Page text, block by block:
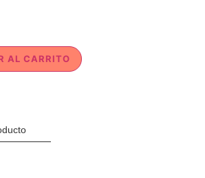
AL CARRITO